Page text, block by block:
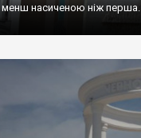
менш насиченою ніж перша.